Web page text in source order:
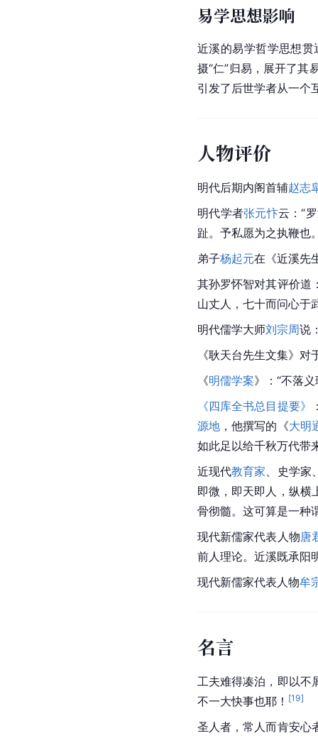
易学思想影响
近溪的易学哲学思想贯
摄“仁”归易，展开了其
引发了后世学者从一个
人物评价
明代后期内阁首辅赵志
明代学者张元忭云：“
趾。予私愿为之执鞭也
弟子杨起元在《近溪先
其孙罗怀智对其评价道
山丈人，七十而问心于
明代儒学大师刘宗周说
《耿天台先生文集》对
《明儒学案》：“不落
《四库全书总目提要》
源地 ，他撰写的《大明
如此足以给千秋万代带
近现代教育家 、史学
即微，即天即人，纵横
骨彻髓。这可算是一种
现代新儒家代表人物唐
前人理论。近溪既承阳
现代新儒家代表人物牟
名言
工夫难得凑泊，即以不
不一大快事也耶！ [19]
圣人者，常人而肯安心